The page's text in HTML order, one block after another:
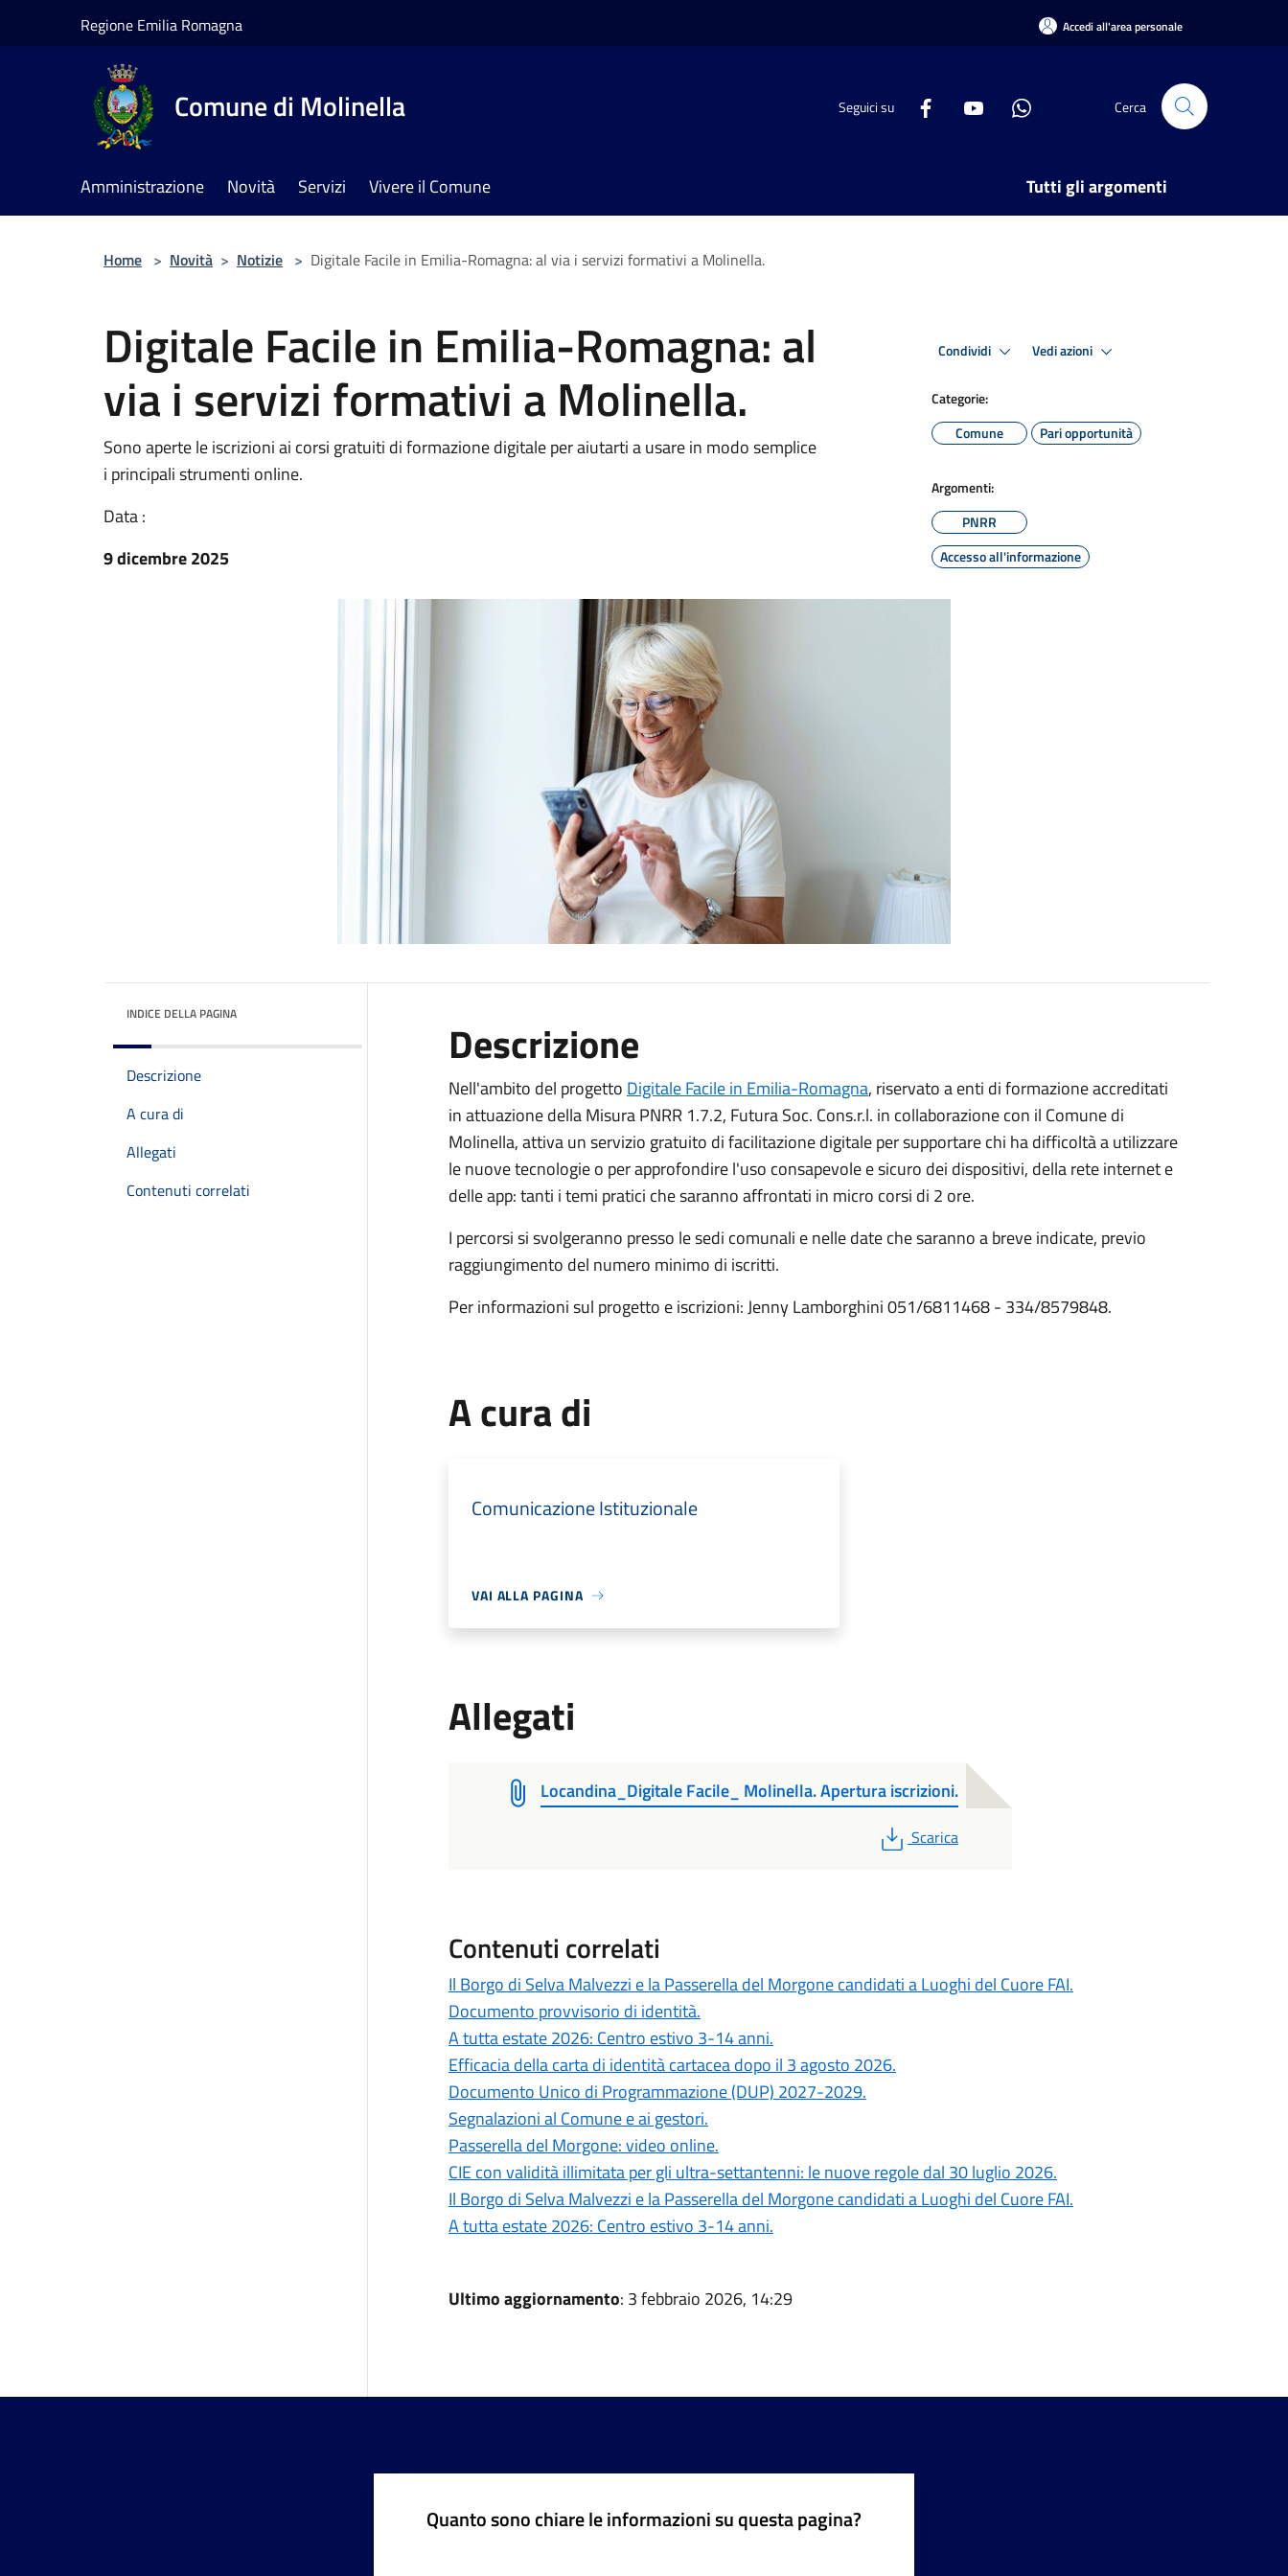
Regione Emilia Romagna Accedi all'area personale
Comune di Molinella Seguici su Cerca
Amministrazione Novità Servizi Vivere il Comune Tutti gli argomenti
Home > Novità > Notizie > Digitale Facile in Emilia-Romagna: al via i servizi formativi a Molinella.
Digitale Facile in Emilia-Romagna: al
via i servizi formativi a Molinella.
Sono aperte le iscrizioni ai corsi gratuiti di formazione digitale per aiutarti a usare in modo semplice
i principali strumenti online.
Data :
9 dicembre 2025
Condividi Vedi azioni
Categorie:
Comune
Pari opportunità
Argomenti:
PNRR
Accesso all'informazione
INDICE DELLA PAGINA
Descrizione
A cura di
Allegati
Contenuti correlati
Descrizione
Nell'ambito del progetto Digitale Facile in Emilia-Romagna, riservato a enti di formazione accreditati
in attuazione della Misura PNRR 1.7.2, Futura Soc. Cons.r.l. in collaborazione con il Comune di
Molinella, attiva un servizio gratuito di facilitazione digitale per supportare chi ha difficoltà a utilizzare
le nuove tecnologie o per approfondire l'uso consapevole e sicuro dei dispositivi, della rete internet e
delle app: tanti i temi pratici che saranno affrontati in micro corsi di 2 ore.
I percorsi si svolgeranno presso le sedi comunali e nelle date che saranno a breve indicate, previo
raggiungimento del numero minimo di iscritti.
Per informazioni sul progetto e iscrizioni: Jenny Lamborghini 051/6811468 - 334/8579848.
A cura di
Comunicazione Istituzionale
VAI ALLA PAGINA
Allegati
Locandina_Digitale Facile_ Molinella. Apertura iscrizioni.
PDF
Scarica
Contenuti correlati
Il Borgo di Selva Malvezzi e la Passerella del Morgone candidati a Luoghi del Cuore FAI.
Documento provvisorio di identità.
A tutta estate 2026: Centro estivo 3-14 anni.
Efficacia della carta di identità cartacea dopo il 3 agosto 2026.
Documento Unico di Programmazione (DUP) 2027-2029.
Segnalazioni al Comune e ai gestori.
Passerella del Morgone: video online.
CIE con validità illimitata per gli ultra-settantenni: le nuove regole dal 30 luglio 2026.
Il Borgo di Selva Malvezzi e la Passerella del Morgone candidati a Luoghi del Cuore FAI.
A tutta estate 2026: Centro estivo 3-14 anni.
Ultimo aggiornamento: 3 febbraio 2026, 14:29
Quanto sono chiare le informazioni su questa pagina?